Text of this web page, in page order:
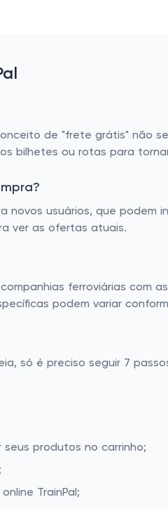
de "frete grátis" não
bilhetes ou rotas para
usuários, que podem
ver as ofertas atuais.
ferroviárias com
podem variar
só é preciso seguir 7
seus produtos no carrinho;
TrainPal;